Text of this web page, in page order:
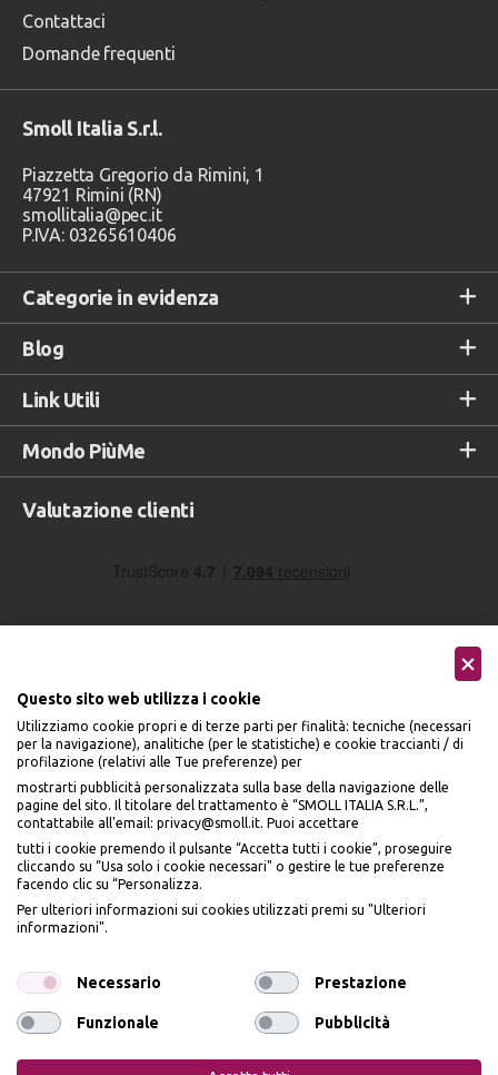
Categorie in evidenza
Blog
Link Utili
Mondo PiùMe
Contattaci
Domande frequenti
Smoll Italia S.r.l.
Piazzetta Gregorio da Rimini, 1
47921 Rimini (RN)
smollitalia@pec.it
P.IVA: 03265610406
Valutazione clienti
Accettiamo
Seguici sui social
Privacy Policy Cookie Policy
Questo sito web utilizza i cookie
Utilizziamo cookie propri e di terze parti per finalità: tecniche (necessari
per la navigazione), analitiche (per le statistiche) e cookie traccianti / di
profilazione (relativi alle Tue preferenze) per
mostrarti pubblicità personalizzata sulla base della navigazione delle
pagine del sito. Il titolare del trattamento è “SMOLL ITALIA S.R.L.”,
contattabile all'email: privacy@smoll.it. Puoi accettare
tutti i cookie premendo il pulsante “Accetta tutti i cookie”, proseguire
cliccando su “Usa solo i cookie necessari" o gestire le tue preferenze
facendo clic su “Personalizza.
Per ulteriori informazioni sui cookies utilizzati premi su "Ulteriori
informazioni".
Necessario Prestazione
Funzionale Pubblicità
BENVENUTO DA
PIÙME
IL10% DI SCONTO
dell’art. 13 del Reg UE 2016/679 e presto il mio consenso a ricevere email
promozionali. In qualsiasi momento è possibile revocare il consenso